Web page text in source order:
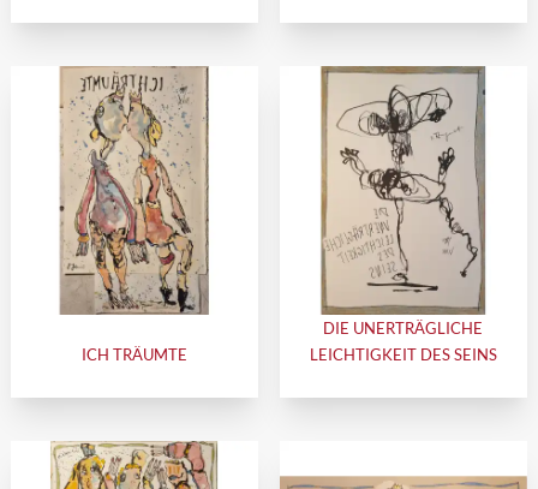
ICH TRÄUMTE
DIE UNERTRÄGLICHE
LEICHTIGKEIT DES SEINS